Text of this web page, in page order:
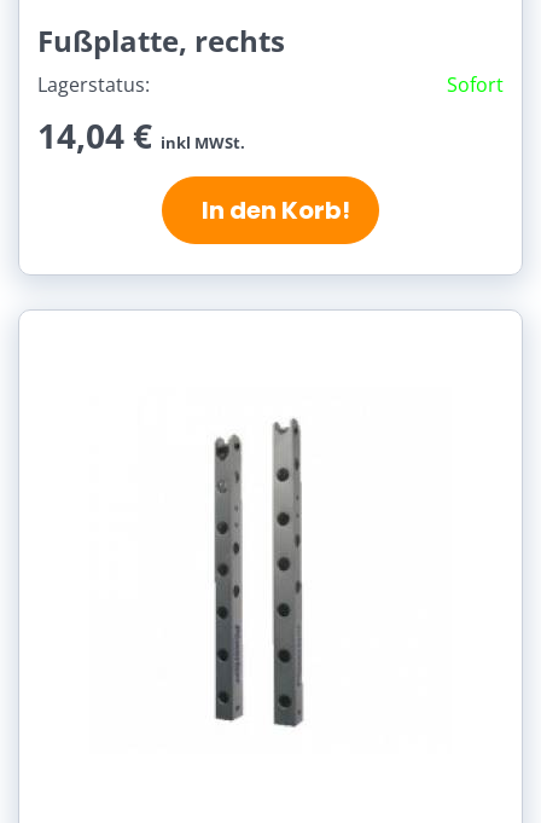
Fußplatte, rechts
Lagerstatus: Sofort
14,04 € inkl MWSt.
In den Korb!